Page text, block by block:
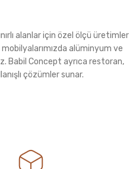
alanlar için özel ölçü üretimler
alüminyum ve
Babil Concept ayrıca restoran,
çözümler sunar.